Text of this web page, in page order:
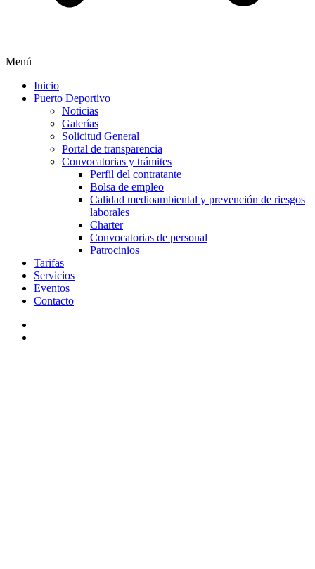
Menú
Inicio
Puerto Deportivo
Noticias
Galerías
Solicitud General
Portal de transparencia
Convocatorias y trámites
Perfil del contratante
Bolsa de empleo
Calidad medioambiental y prevención de riesgos
laborales
Charter
Convocatorias de personal
Patrocinios
Tarifas
Servicios
Eventos
Contacto